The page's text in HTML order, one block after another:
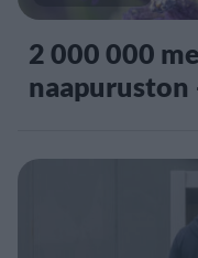
2 000 000
naapuruston